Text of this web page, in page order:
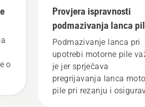
o
Provjera ispravnosti
podmazivanja lanca
na motornoj pili
Podmazivanje lanca pri
upotrebi motorne pile
je jer sprječava
pregrijavanja lanca
pile pri rezanju i